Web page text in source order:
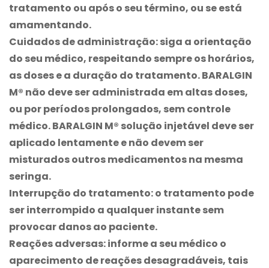
tratamento ou após o seu término, ou se está
amamentando.
Cuidados de administração:siga a orientação
do seu médico, respeitando sempre os horários,
as doses e a duração do tratamento.BARALGIN
M® não deve ser administrada em altas doses,
ou por períodos prolongados, sem controle
médico.BARALGIN M® solução injetável deve ser
aplicado lentamente e não devem ser
misturados outros medicamentos na mesma
seringa.
Interrupção do tratamento:o tratamento pode
ser interrompido a qualquer instante sem
provocar danos ao paciente.
Reações adversas:informe a seu médico o
aparecimento de reações desagradáveis, tais